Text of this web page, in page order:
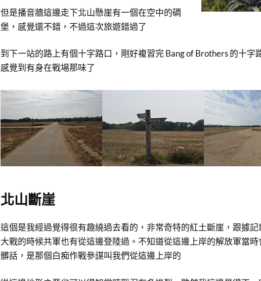
但是播音牆這邊走下北山懸崖有一個在空中的碉
堡，感覺還不錯，不過這次旅遊錯過了
到下一站的路上有個十字路口，剛好複習完 Bang of Brothers 的十字
感覺到有身在戰場那味了
北山斷崖
這個是我經過覺得很有趣繞過去看的，非常奇特的紅土斷崖，跟據
大戰的時候共軍也有從這邊登陸過。不知道從這邊上岸的解放軍當時
髒話，是那個白痴作戰參謀叫我們從這邊上岸的